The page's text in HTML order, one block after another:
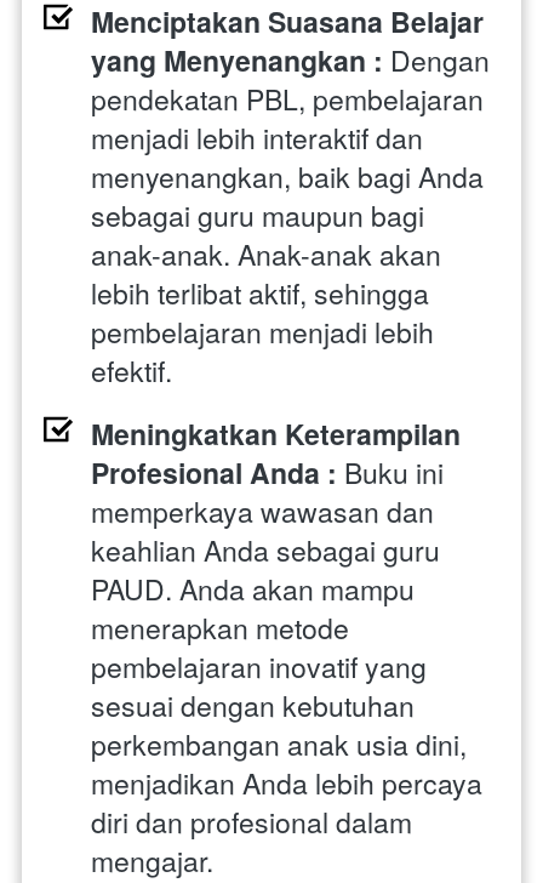
Menciptakan Suasana Belajar
yang Menyenangkan : Dengan
pendekatan PBL, pembelajaran
menjadi lebih interaktif dan
menyenangkan, baik bagi Anda
sebagai guru maupun bagi
anak-anak. Anak-anak akan
lebih terlibat aktif, sehingga
pembelajaran menjadi lebih
efektif.
Meningkatkan Keterampilan
Profesional Anda : Buku ini
memperkaya wawasan dan
keahlian Anda sebagai guru
PAUD. Anda akan mampu
menerapkan metode
pembelajaran inovatif yang
sesuai dengan kebutuhan
perkembangan anak usia dini,
menjadikan Anda lebih percaya
diri dan profesional dalam
mengajar.